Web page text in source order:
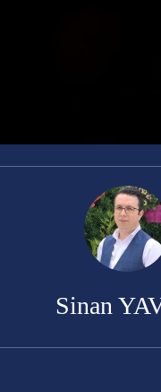
Sinan